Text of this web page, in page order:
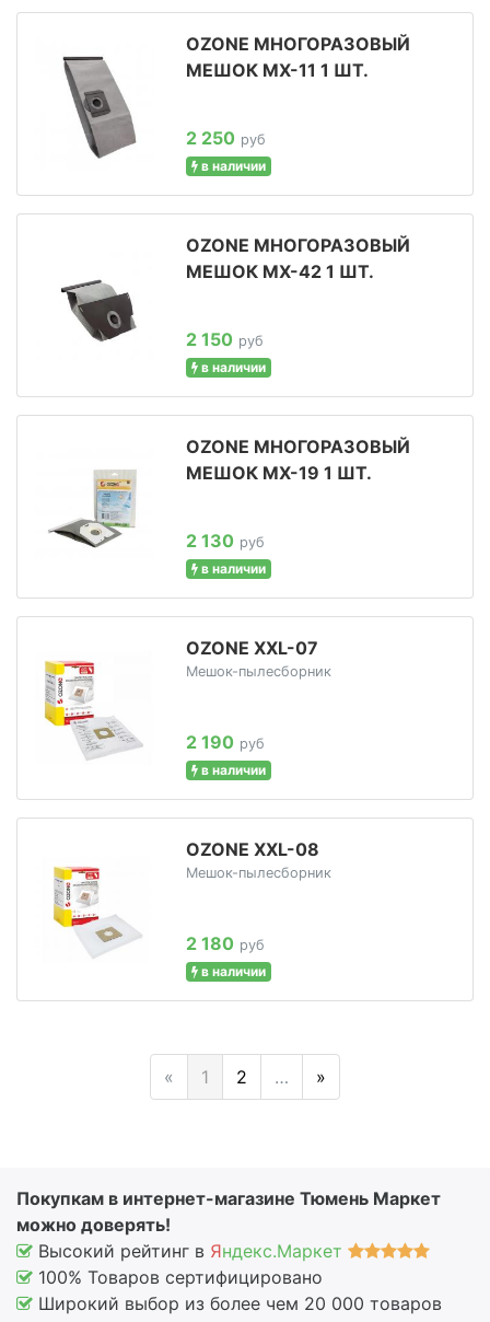
OZONE МНОГОРАЗОВЫЙ
МЕШОК MX-11 1 ШТ.
2 250 руб
в наличии
OZONE МНОГОРАЗОВЫЙ
МЕШОК MX-42 1 ШТ.
2 150 руб
в наличии
OZONE МНОГОРАЗОВЫЙ
МЕШОК MX-19 1 ШТ.
2 130 руб
в наличии
OZONE XXL-07
Мешок-пылесборник
2 190 руб
в наличии
OZONE XXL-08
Мешок-пылесборник
2 180 руб
в наличии
« 1 2 … »
Покупкам в интернет-магазине Тюмень Маркет
можно доверять!
Высокий рейтинг в Яндекс.Маркет
100% Товаров сертифицировано
Широкий выбор из более чем 20 000 товаров